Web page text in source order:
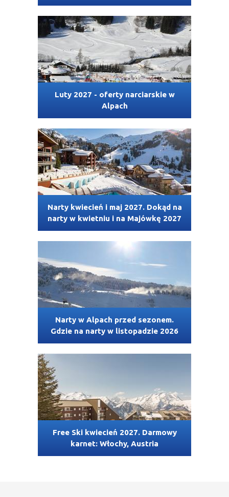
Luty 2027 - oferty narciarskie w
Alpach
Narty kwiecień i maj 2027. Dokąd na
narty w kwietniu i na Majówkę 2027
Narty w Alpach przed sezonem.
Gdzie na narty w listopadzie 2026
Free Ski kwiecień 2027. Darmowy
karnet: Włochy, Austria